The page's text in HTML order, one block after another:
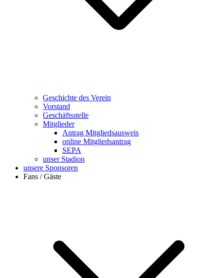
Geschichte des Verein
Vorstand
Geschäftsstelle
Mitglieder
Antrag Mitgliedsausweis
online Mitgliedsantrag
SEPA
unser Stadion
unsere Sponsoren
Fans / Gäste